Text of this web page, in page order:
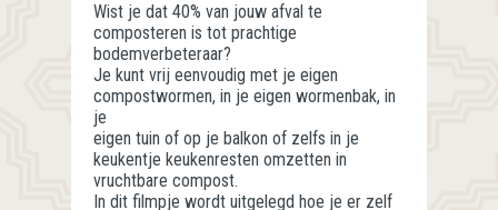
Wist je dat 40% van jouw afval te
composteren is tot prachtige
bodemverbeteraar?
Je kunt vrij eenvoudig met je eigen
compostwormen, in je eigen wormenbak, in
je
eigen tuin of op je balkon of zelfs in je
keukentje keukenresten omzetten in
vruchtbare compost.
In dit filmpje wordt uitgelegd hoe je er zelf